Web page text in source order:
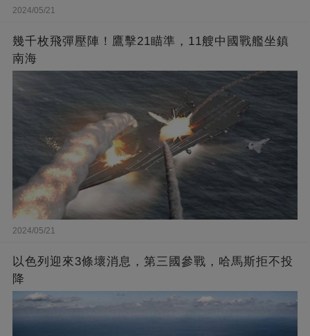
2024/05/21
幾千枚飛彈壓陣！鷹擊21瞄準，11艘中國戰艦坐鎮
南海
2024/05/21
以色列迎來3條壞消息，第三國參戰，哈馬斯拒不投
降